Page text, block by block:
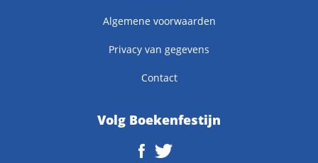
Algemene voorwaarden
Privacy van gegevens
Contact
Volg Boekenfestijn